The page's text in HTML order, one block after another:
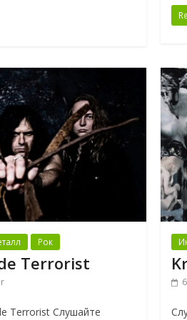
Рок
Terrorist
Terrorist Слушайте